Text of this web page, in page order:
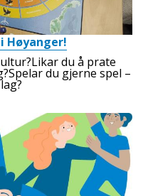
Høyanger!
du å prate
du gjerne spel –